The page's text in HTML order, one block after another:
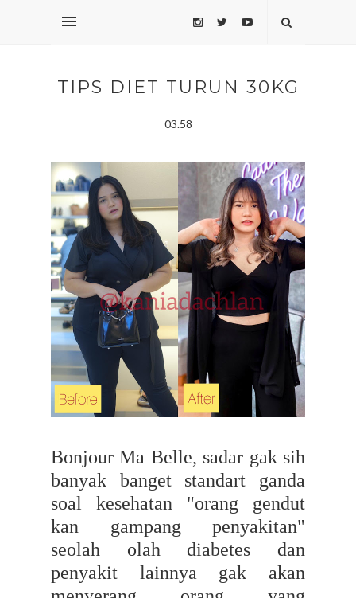
TIPS DIET TURUN 30KG
03.58
Bonjour Ma Belle, sadar gak sih
banyak banget standart ganda
soal kesehatan "orang gendut
kan gampang penyakitan"
seolah olah diabetes dan
penyakit lainnya gak akan